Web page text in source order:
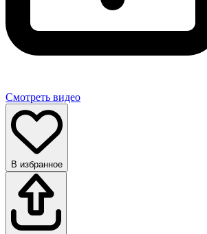
Смотреть видео
В избранное